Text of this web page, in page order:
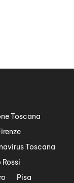
Toscana
Toscana
Pisa